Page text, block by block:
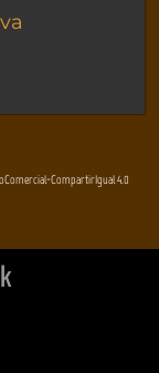
CompartirIgual 4.0